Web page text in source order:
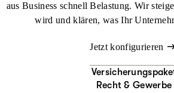
aus Business schnell Belastung. Wir
wird und klären, was Ihr
Jetzt konfigurieren
Recht & Gewerbe